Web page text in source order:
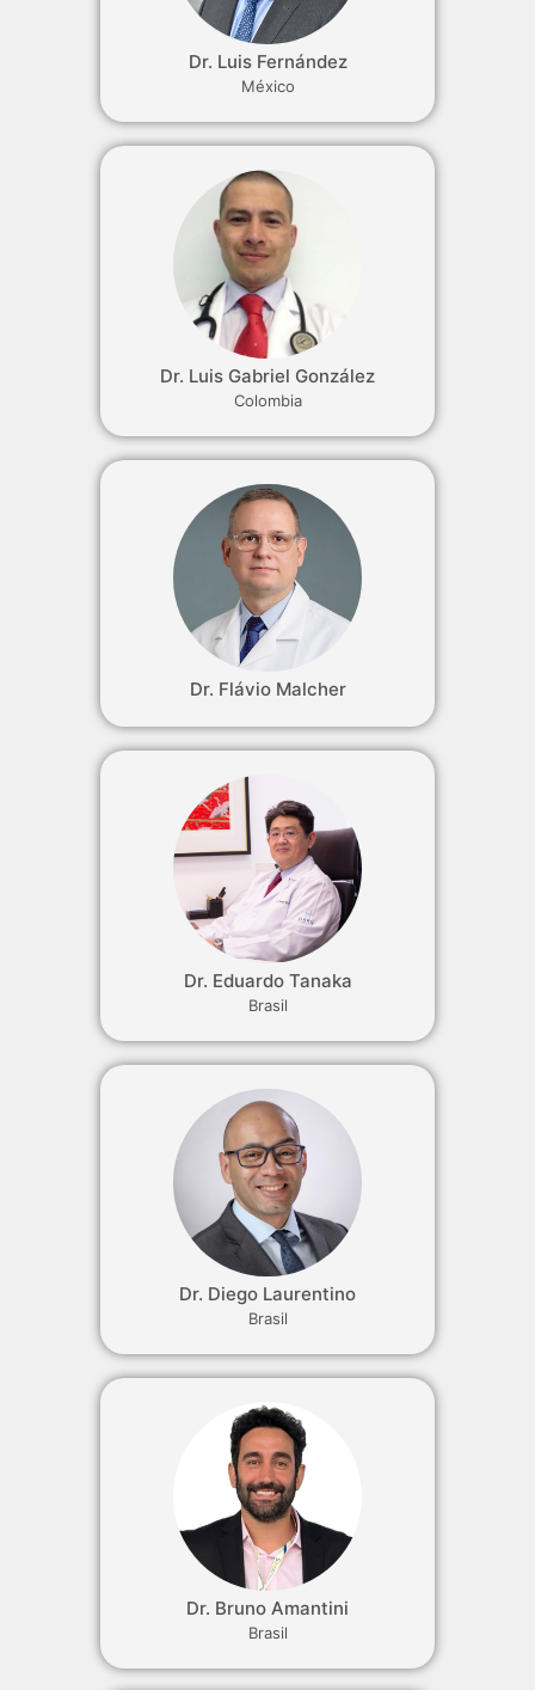
Dr. Luis Fernández
México
Dr. Luis Gabriel González
Colombia
Dr. Flávio Malcher
Dr. Eduardo Tanaka
Brasil
Dr. Diego Laurentino
Brasil
Dr. Bruno Amantini
Brasil